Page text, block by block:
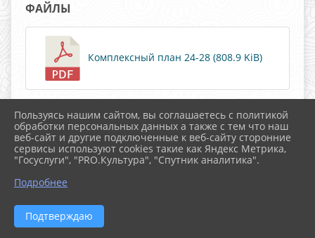
ФАЙЛЫ
Комплексный план 24-28 (808.9 KiB)
2026 г. bibl-stb.ru
Вход
Пользуясь нашим сайтом, вы соглашаетесь с политикой
обработки персональных данных а также с тем что наш
веб-сайт и другие подключенные к веб-сайту сторонние
сервисы используют cookies такие как Яндекс Метрика,
"Госуслуги", "PRO.Культура", "Спутник аналитика".
Подробнее
Подтверждаю